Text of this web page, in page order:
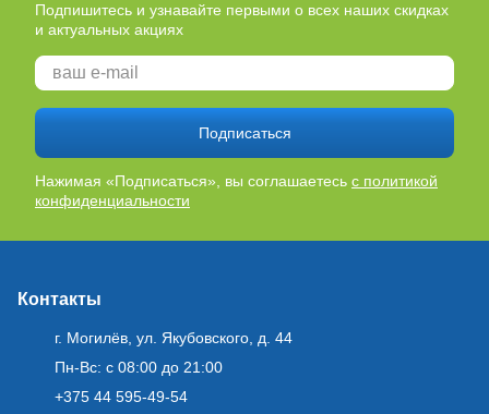
Подпишитесь и узнавайте первыми о всех наших скидках
и актуальных акциях
Подписаться
Нажимая «Подписаться», вы соглашаетесь с политикой
конфиденциальности
Контакты
г. Могилёв, ул. Якубовского, д. 44
Пн-Вс: с 08:00 до 21:00
+375 44 595-49-54